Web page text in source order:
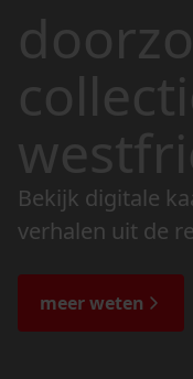
Bekijk digitale
verhalen uit de
de bijzondere
meer weten